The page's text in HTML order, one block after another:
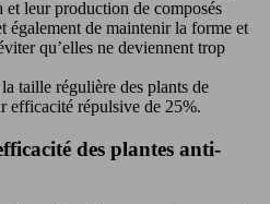
et leur production de composés
également de maintenir la forme et
qu’elles ne deviennent trop
taille régulière des plants de
efficacité répulsive de 25%.
des plantes anti-